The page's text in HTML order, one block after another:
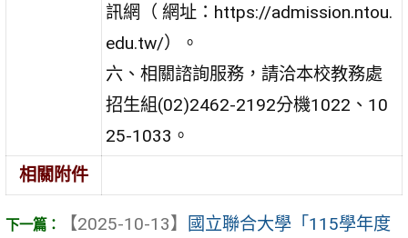
訊網（ 網址：https://admission.ntou.
edu.tw/）。
六、相關諮詢服務，請洽本校教務處
招生組(02)2462-2192分機1022、10
25-1033。
相關附件
【2025-10-13】
國立聯合大學「115學年度